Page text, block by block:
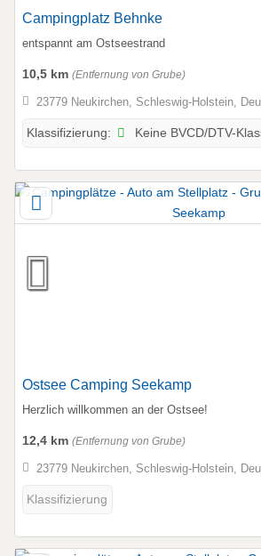
Campingplatz Behnke
entspannt am Ostseestrand
10,5 km (Entfernung von Grube)
23779 Neukirchen, Schleswig-Holstein,
Klassifizierung: Keine BVCD/DTV-
Ostsee Camping Seekamp
Herzlich willkommen an der Ostsee!
12,4 km (Entfernung von Grube)
23779 Neukirchen, Schleswig-Holstein,
Klassifizierung